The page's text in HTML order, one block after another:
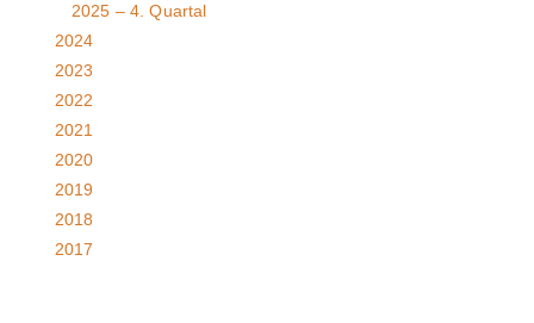
2025 – 4. Quartal
2024
2023
2022
2021
2020
2019
2018
2017